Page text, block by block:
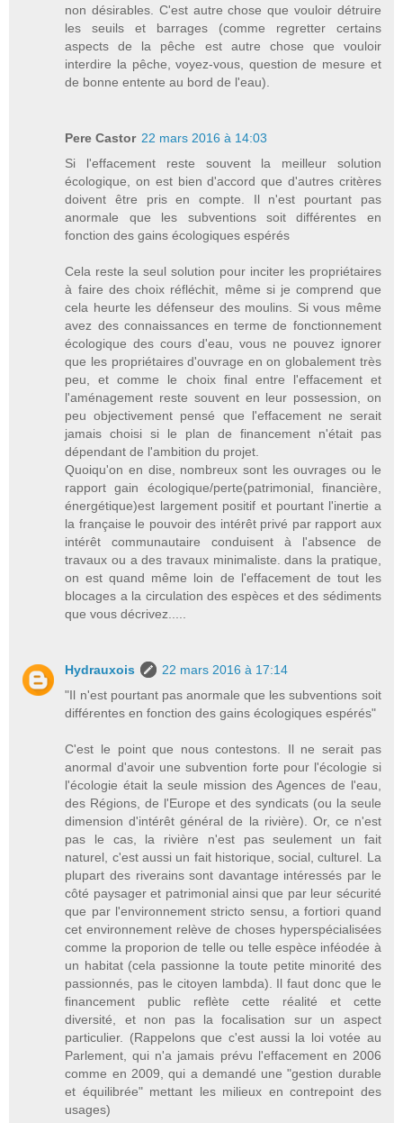
non désirables. C'est autre chose que vouloir détruire
les seuils et barrages (comme regretter certains
aspects de la pêche est autre chose que vouloir
interdire la pêche, voyez-vous, question de mesure et
de bonne entente au bord de l'eau).
Pere Castor 22 mars 2016 à 14:03
Si l'effacement reste souvent la meilleur solution
écologique, on est bien d'accord que d'autres critères
doivent être pris en compte. Il n'est pourtant pas
anormale que les subventions soit différentes en
fonction des gains écologiques espérés
Cela reste la seul solution pour inciter les propriétaires
à faire des choix réfléchit, même si je comprend que
cela heurte les défenseur des moulins. Si vous même
avez des connaissances en terme de fonctionnement
écologique des cours d'eau, vous ne pouvez ignorer
que les propriétaires d'ouvrage en on globalement très
peu, et comme le choix final entre l'effacement et
l'aménagement reste souvent en leur possession, on
peu objectivement pensé que l'effacement ne serait
jamais choisi si le plan de financement n'était pas
dépendant de l'ambition du projet.
Quoiqu'on en dise, nombreux sont les ouvrages ou le
rapport gain écologique/perte(patrimonial, financière,
énergétique)est largement positif et pourtant l'inertie a
la française le pouvoir des intérêt privé par rapport aux
intérêt communautaire conduisent à l'absence de
travaux ou a des travaux minimaliste. dans la pratique,
on est quand même loin de l'effacement de tout les
blocages a la circulation des espèces et des sédiments
que vous décrivez.....
Hydrauxois
22 mars 2016 à 17:14
"Il n'est pourtant pas anormale que les subventions soit
différentes en fonction des gains écologiques espérés"
C'est le point que nous contestons. Il ne serait pas
anormal d'avoir une subvention forte pour l'écologie si
l'écologie était la seule mission des Agences de l'eau,
des Régions, de l'Europe et des syndicats (ou la seule
dimension d'intérêt général de la rivière). Or, ce n'est
pas le cas, la rivière n'est pas seulement un fait
naturel, c'est aussi un fait historique, social, culturel. La
plupart des riverains sont davantage intéressés par le
côté paysager et patrimonial ainsi que par leur sécurité
que par l'environnement stricto sensu, a fortiori quand
cet environnement relève de choses hyperspécialisées
comme la proporion de telle ou telle espèce inféodée à
un habitat (cela passionne la toute petite minorité des
passionnés, pas le citoyen lambda). Il faut donc que le
financement public reflète cette réalité et cette
diversité, et non pas la focalisation sur un aspect
particulier. (Rappelons que c'est aussi la loi votée au
Parlement, qui n'a jamais prévu l'effacement en 2006
comme en 2009, qui a demandé une "gestion durable
et équilibrée" mettant les milieux en contrepoint des
usages)